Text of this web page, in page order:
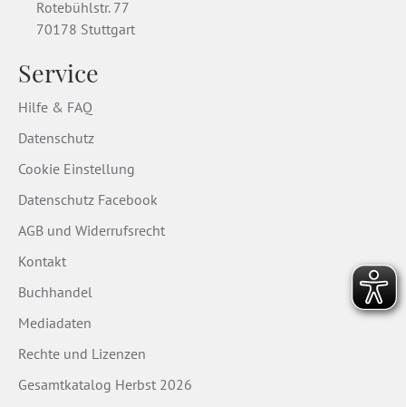
Rotebühlstr. 77
70178 Stuttgart
Service
Hilfe & FAQ
Datenschutz
Cookie Einstellung
Datenschutz Facebook
AGB und Widerrufsrecht
Kontakt
Buchhandel
Mediadaten
Rechte und Lizenzen
Gesamtkatalog Herbst 2026